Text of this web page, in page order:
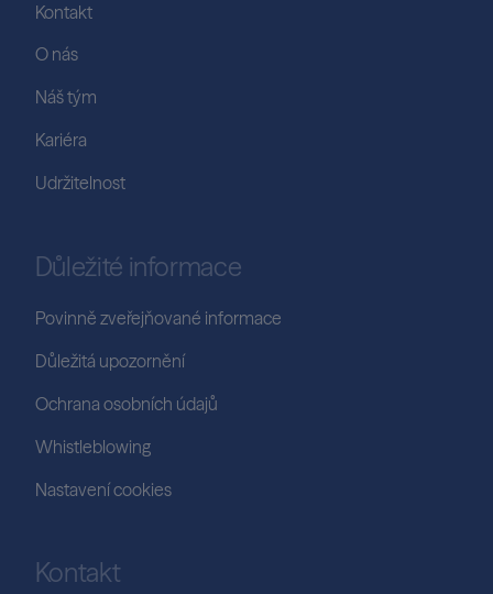
Kontakt
O nás
Náš tým
Kariéra
Udržitelnost
Důležité informace
Povinně zveřejňované informace
Důležitá upozornění
Ochrana osobních údajů
Whistleblowing
Nastavení cookies
Kontakt